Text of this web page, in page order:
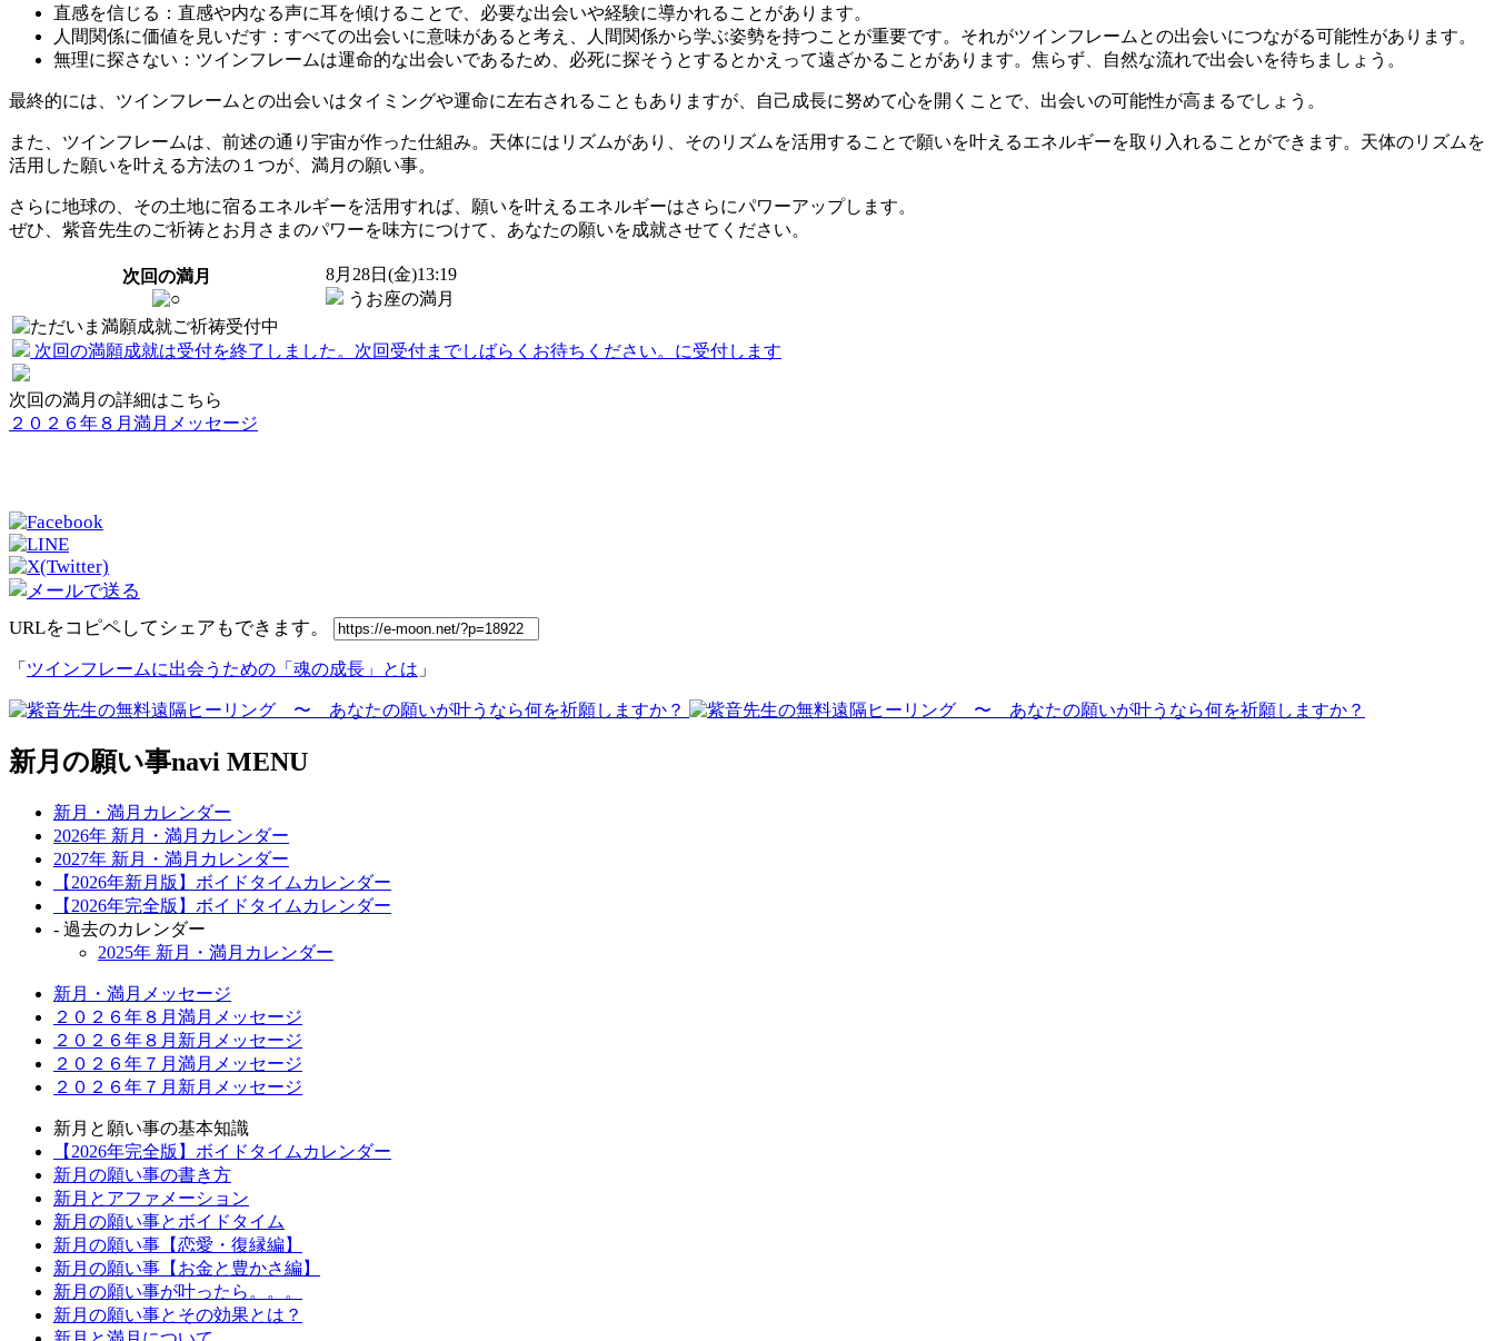
直感を信じる：直感や内なる声に耳を傾けることで、必要な出会いや経験に導かれることがあります。
人間関係に価値を見いだす：すべての出会いに意味があると考え、人間関係から学ぶ姿勢を持つことが重要です。それがツインフレームとの出会いにつながる可能性があります。
無理に探さない：ツインフレームは運命的な出会いであるため、必死に探そうとするとかえって遠ざかることがあります。焦らず、自然な流れで出会いを待ちましょう。
最終的には、ツインフレームとの出会いはタイミングや運命に左右されることもありますが、自己成長に努めて心を開くことで、出会いの可能性が高まるでしょう。
また、ツインフレームは、前述の通り宇宙が作った仕組み。天体にはリズムがあり、そのリズムを活用することで願いを叶えるエネルギーを取り入れることができます。天体のリズムを
活用した願いを叶える方法の１つが、満月の願い事。
さらに地球の、その土地に宿るエネルギーを活用すれば、願いを叶えるエネルギーはさらにパワーアップします。
ぜひ、紫音先生のご祈祷とお月さまのパワーを味方につけて、あなたの願いを成就させてください。
次回の満月 8月 28日(金)13:19
うお座の満月
次回の満願成就は受付を終了しました。次回受付までしばらくお待ちください。 に受付します
次回の満月の詳細はこちら
２０２６年８月満月メッセージ
URLをコピペしてシェアもできます。
「 ツインフレームに出会うための「魂の成長」とは 」
新月の願い事navi MENU
新月・満月カレンダー
2026年 新月・満月カレンダー
2027年 新月・満月カレンダー
【2026年新月版】ボイドタイムカレンダー
【2026年完全版】ボイドタイムカレンダー
- 過去のカレンダー
2025年 新月・満月カレンダー
新月・満月メッセージ
２０２６年８月満月メッセージ
２０２６年８月新月メッセージ
２０２６年７月満月メッセージ
２０２６年７月新月メッセージ
新月と願い事の基本知識
【2026年完全版】ボイドタイムカレンダー
新月の願い事の書き方
新月とアファメーション
新月の願い事とボイドタイム
新月の願い事【恋愛・復縁編】
新月の願い事【お金と豊かさ編】
新月の願い事が叶ったら。。。
新月の願い事とその効果とは？